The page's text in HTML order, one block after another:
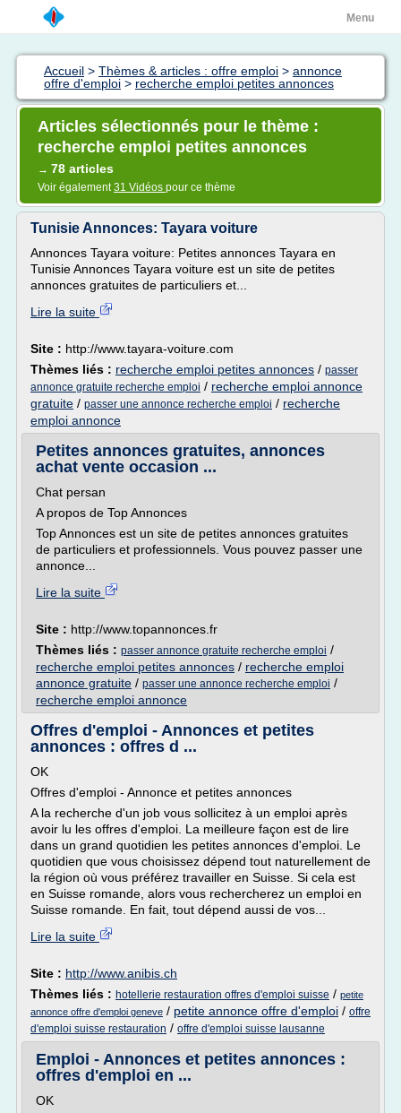
Menu
Accueil > Thèmes & articles : offre emploi > annonce
offre d'emploi > recherche emploi petites annonces
Articles sélectionnés pour le thème :
recherche emploi petites annonces
→ 78 articles
Voir également31 Vidéos pour ce thème
Tunisie Annonces: Tayara voiture
Annonces Tayara voiture: Petites annonces Tayara en
Tunisie Annonces Tayara voiture est un site de petites
annonces gratuites de particuliers et...
Lire la suite
Site : http://www.tayara-voiture.com
Thèmes liés : recherche emploi petites annonces / passer
annonce gratuite recherche emploi / recherche emploi annonce
gratuite / passer une annonce recherche emploi / recherche
emploi annonce
Petites annonces gratuites, annonces
achat vente occasion ...
Chat persan
A propos de Top Annonces
Top Annonces est un site de petites annonces gratuites
de particuliers et professionnels. Vous pouvez passer une
annonce...
Lire la suite
Site : http://www.topannonces.fr
Thèmes liés : passer annonce gratuite recherche emploi /
recherche emploi petites annonces / recherche emploi
annonce gratuite / passer une annonce recherche emploi /
recherche emploi annonce
Offres d'emploi - Annonces et petites
annonces : offres d ...
OK
Offres d'emploi - Annonce et petites annonces
A la recherche d'un job vous sollicitez à un emploi après
avoir lu les offres d'emploi. La meilleure façon est de lire
dans un grand quotidien les petites annonces d'emploi. Le
quotidien que vous choisissez dépend tout naturellement de
la région où vous préférez travailler en Suisse. Si cela est
en Suisse romande, alors vous rechercherez un emploi en
Suisse romande. En fait, tout dépend aussi de vos...
Lire la suite
Site : http://www.anibis.ch
Thèmes liés : hotellerie restauration offres d'emploi suisse / petite
annonce offre d'emploi geneve / petite annonce offre d'emploi / offre
d'emploi suisse restauration / offre d'emploi suisse lausanne
Emploi - Annonces et petites annonces :
offres d'emploi en ...
OK